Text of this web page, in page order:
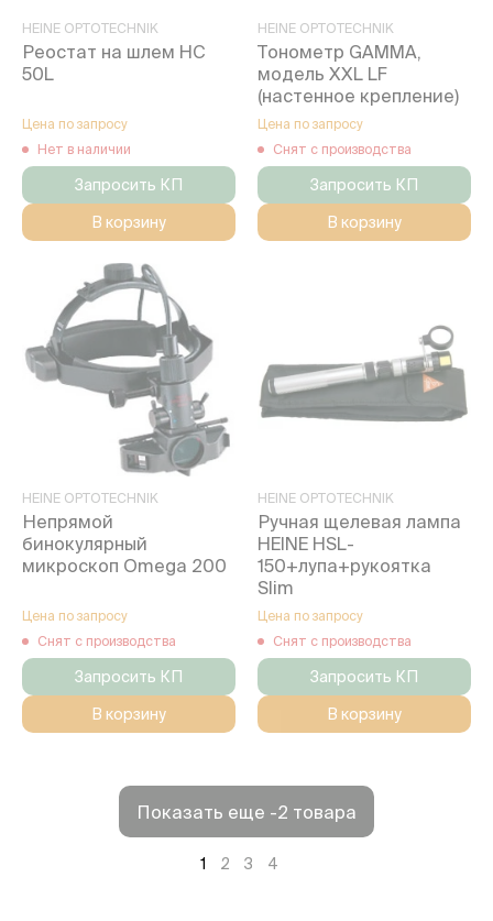
HEINE OPTOTECHNIK
Реостат на шлем HC
50L
Цена по запросу
Нет в наличии
Запросить КП
В корзину
HEINE OPTOTECHNIK
Тонометр GAMMA,
модель XXL LF
(настенное крепление)
Цена по запросу
Снят с производства
Запросить КП
В корзину
HEINE OPTOTECHNIK
Непрямой
бинокулярный
микроскоп Omega 200
Цена по запросу
Снят с производства
Запросить КП
В корзину
HEINE OPTOTECHNIK
Ручная щелевая лампа
HEINE HSL-
150+лупа+рукоятка
Slim
Цена по запросу
Снят с производства
Запросить КП
В корзину
Показать еще -2 товара
1 2 3 4